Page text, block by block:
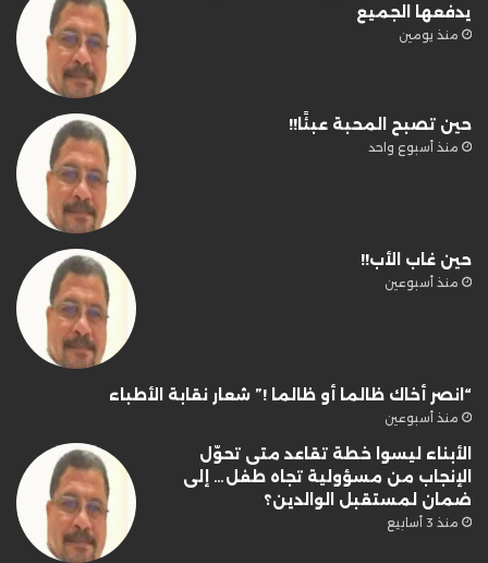
يدفعها الجميع
منذ يومين
حين تصبح المحبة عبئًا!!
منذ أسبوع واحد
حين غاب الأب!!
منذ أسبوعين
“انصر أخاك ظالما أو ظالما !” شعار نقابة الأطباء
منذ أسبوعين
الأبناء ليسوا خطة تقاعد متى تحوّل
الإنجاب من مسؤولية تجاه طفل… إلى
ضمان لمستقبل الوالدين؟
منذ 3 أسابيع